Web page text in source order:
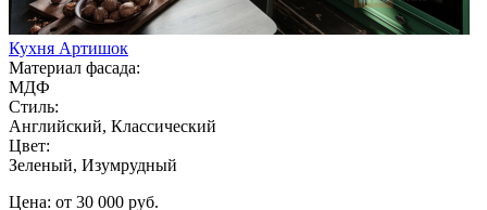
Кухня Артишок
Материал фасада:
МДФ
Стиль:
Английский, Классический
Цвет:
Зеленый, Изумрудный
Цена: от 30 000 руб.